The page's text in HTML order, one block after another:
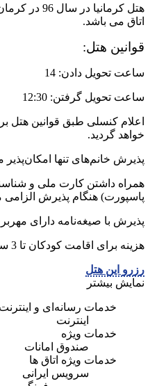
اتاق می باشد.
قوانین هتل:
ساعت تحویل دادن: 14
ساعت تحویل گرفتن: 12:30
اعلام کنسلی طبق قوانین
خواهد گردید.
پذیرش خانم‌های تنها امکان‌پذیر
همراه داشتن کارت ملی و
پاسپورت) هنگام پذیرش الزامی
پذیرش با صیغه‌نامه دارای
هزینه برای اقامت کودکان تا 3 سال رایگان محاسبه می‌گردد.
رزرو این هتل
نمایش بیشتر
خدمات رسانه‌ای و اینترنت
اینترنت
خدمات ویژه
صندوق امانات
خدمات ویژه اتاق ها
سرویس ایرانی